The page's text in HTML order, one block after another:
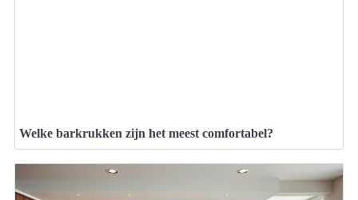
Welke barkrukken zijn het meest comfortabel?